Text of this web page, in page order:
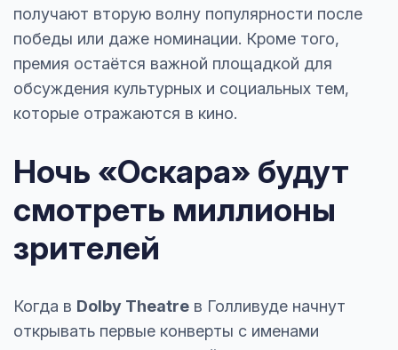
получают вторую волну популярности после
победы или даже номинации. Кроме того,
премия остаётся важной площадкой для
обсуждения культурных и социальных тем,
которые отражаются в кино.
Ночь «Оскара» будут
смотреть миллионы
зрителей
Когда в Dolby Theatre в Голливуде начнут
открывать первые конверты с именами